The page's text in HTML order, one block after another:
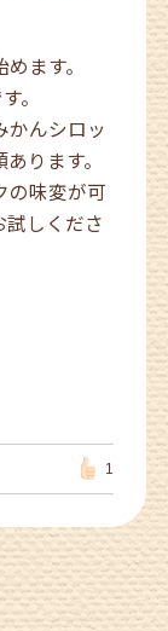
ます。
。
かんシロッ
ります。
の味変が可
しくださ
1